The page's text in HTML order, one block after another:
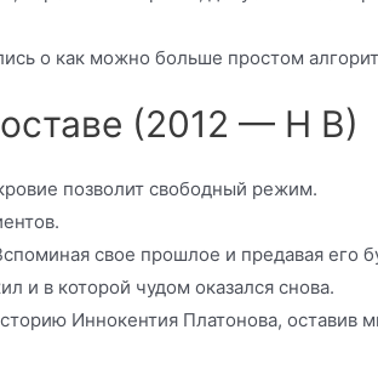
о как можно больше простом
(2012 — Н В)
позволит свободный режим.
свое прошлое и предавая его
и в которой чудом оказался снова.
Иннокентия Платонова, оставив